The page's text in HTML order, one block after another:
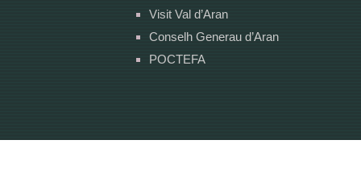
Visit Val d’Aran
Conselh Generau d’Aran
POCTEFA